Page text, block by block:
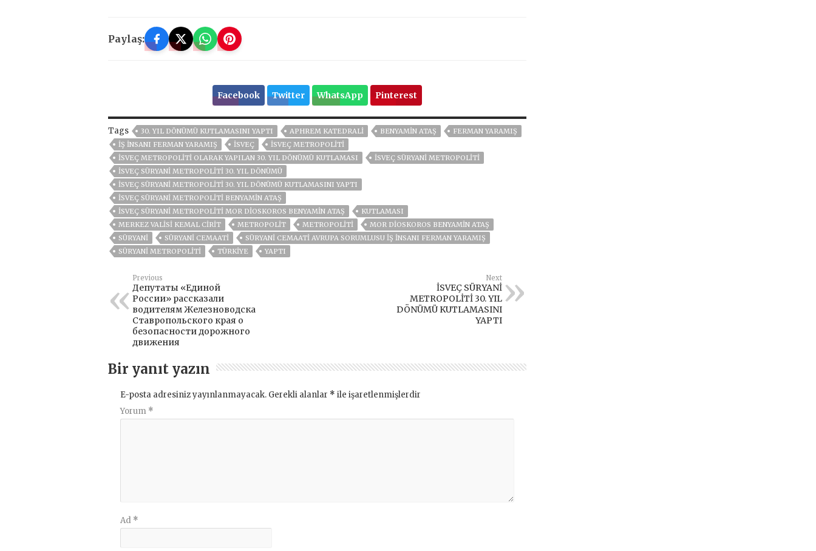
Paylaş:
Facebook Twitter WhatsApp Pinterest
Tags 30. YIL DÖNÜMÜ KUTLAMASINI YAPTI APHREM KATEDRALI BENYAMIN ATAŞ
FERMAN YARAMIŞ
IŞ INSANI FERMAN YARAMIŞ
İSVEÇ
İSVEÇ METROPOLITI
İSVEÇ METROPOLITI OLARAK YAPILAN 30. YIL DÖNÜMÜ KUTLAMASI
İSVEÇ SÜRYANİ METROPOLİTİ
İSVEÇ SÜRYANİ METROPOLİTİ 30. YIL DÖNÜMÜ
İSVEÇ SÜRYANİ METROPOLİTİ 30. YIL DÖNÜMÜ KUTLAMASINI YAPTI
İSVEÇ SÜRYANI METROPOLITI BENYAMIN ATAŞ
İSVEÇ SÜRYANI METROPOLITI MOR DIOSKOROS BENYAMIN ATAŞ
KUTLAMASI
MERKEZ VALISI KEMAL CIRIT
METROPOLIT METROPOLİTİ
MOR DIOSKOROS BENYAMIN ATAŞ
SÜRYANİ
SÜRYANI CEMAATI
SÜRYANI CEMAATI AVRUPA SORUMLUSU İŞ İNSANI FERMAN YARAMIŞ
SÜRYANİ METROPOLİTİ
TÜRKİYE YAPTI
Previous
Депутаты «Единой
России» рассказали
водителям Железноводска
Ставропольского края о
безопасности дорожного
движения
Next
İSVEÇ SÜRYANİ
METROPOLİTİ 30. YIL
DÖNÜMÜ KUTLAMASINI
YAPTI
Bir yanıt yazın
E-posta adresiniz yayınlanmayacak. Gerekli alanlar * ile işaretlenmişlerdir
Yorum *
Ad *